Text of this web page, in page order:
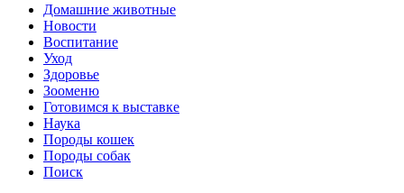
Домашние животные
Новости
Воспитание
Уход
Здоровье
Зооменю
Готовимся к выставке
Наука
Породы кошек
Породы собак
Поиск